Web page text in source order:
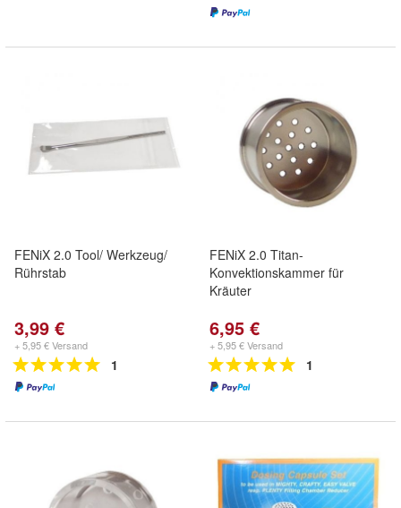
FENiX 2.0 Tool/ Werkzeug/
Rührstab
3,99 €
+ 5,95 € Versand
1
FENiX 2.0 Titan-
Konvektionskammer für
Kräuter
6,95 €
+ 5,95 € Versand
1